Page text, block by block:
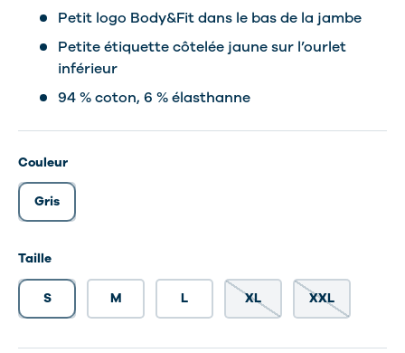
Petit logo Body&Fit dans le bas de la jambe
Petite étiquette côtelée jaune sur l’ourlet
inférieur
94 % coton, 6 % élasthanne
Couleur
Gris
Taille
S M L XL XXL